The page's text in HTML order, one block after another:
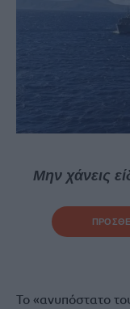
Μην χάνεις
Το «ανυπόστατο